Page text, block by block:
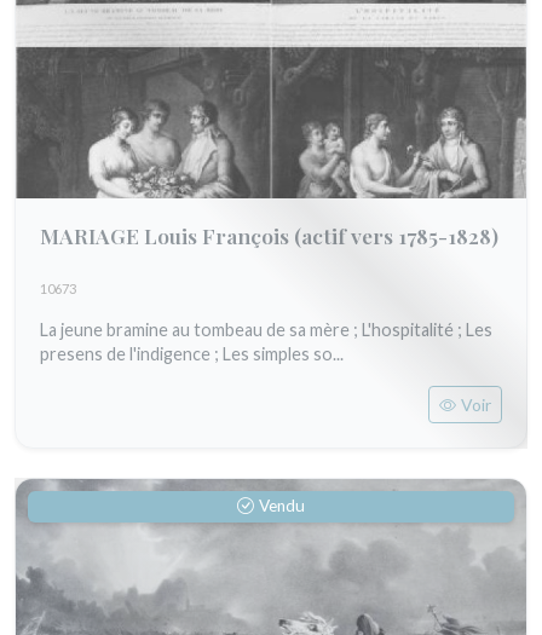
MARIAGE Louis François (actif vers 1785-1828)
10673
La jeune bramine au tombeau de sa mère ; L'hospitalité ; Les
presens de l'indigence ; Les simples so...
Voir
Vendu